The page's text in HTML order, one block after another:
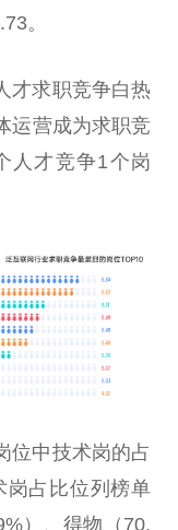
。
才求职竞争白热
运营成为求职竞
人才竞争1个岗
位中技术岗的占
岗占比位列榜单
）、得物（70.